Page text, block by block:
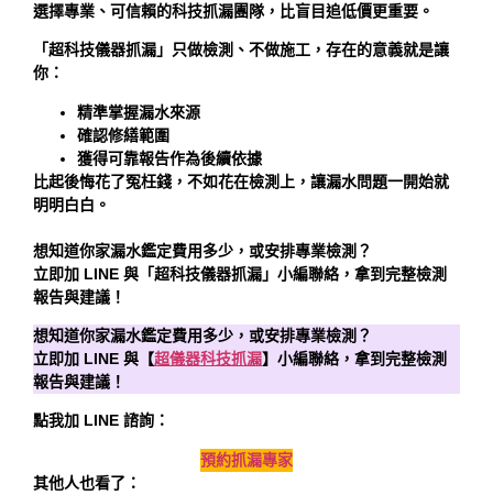
選擇專業、可信賴的科技抓漏團隊，比盲目追低價更重要。
「超科技儀器抓漏」只做檢測、不做施工，存在的意義就是讓
你：
精準掌握漏水來源
確認修繕範圍
獲得可靠報告作為後續依據
比起後悔花了冤枉錢，不如花在檢測上，讓漏水問題一開始就
明明白白。
想知道你家漏水鑑定費用多少，或安排專業檢測？
立即加 LINE 與「超科技儀器抓漏」小編聯絡，拿到完整檢測
報告與建議！
想知道你家漏水鑑定費用多少，或安排專業檢測？
立即加 LINE 與【超儀器科技抓漏】小編聯絡，拿到完整檢測
報告與建議！
點我加 LINE 諮詢：
預約抓漏專家
其他人也看了：